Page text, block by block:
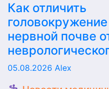
Как отличить
нервной почве
05.08.2026 Alex